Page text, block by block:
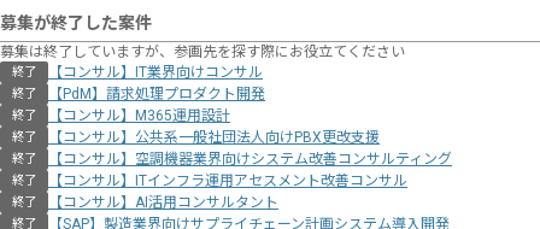
募集が終了した案件
募集は終了していますが、参画先を探す際にお役立てください
終了 【コンサル】IT業界向けコンサル
終了 【PdM】請求処理プロダクト開発
終了 【コンサル】M365運用設計
終了 【コンサル】公共系一般社団法人向けPBX更改支援
終了 【コンサル】空調機器業界向けシステム改善コンサルティング
終了 【コンサル】ITインフラ運用アセスメント改善コンサル
終了 【コンサル】AI活用コンサルタント
終了
【SAP】製造業界向けサプライチェーン計画システム導入開発